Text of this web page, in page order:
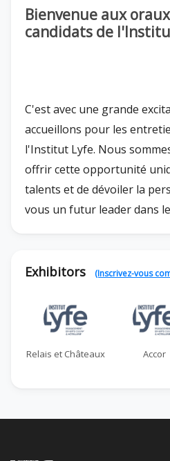
Bienvenue aux
candidats de
C'est avec une grande
accueillons pour les
l'Institut Lyfe. Nous
offrir cette opportunité
talents et de dévoiler la
vous un futur leader dans
Exhibitors (Inscrivez-vous
Relais et Châteaux Accor